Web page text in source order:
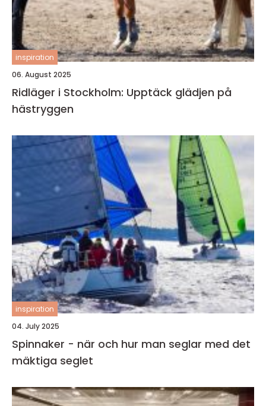
inspiration
06. August 2025
Ridläger i Stockholm: Upptäck glädjen på
hästryggen
inspiration
04. July 2025
Spinnaker - när och hur man seglar med det
mäktiga seglet